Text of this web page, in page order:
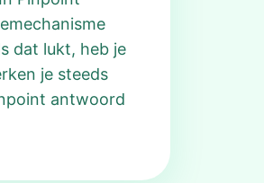
dat lukt, heb je
je steeds
antwoord